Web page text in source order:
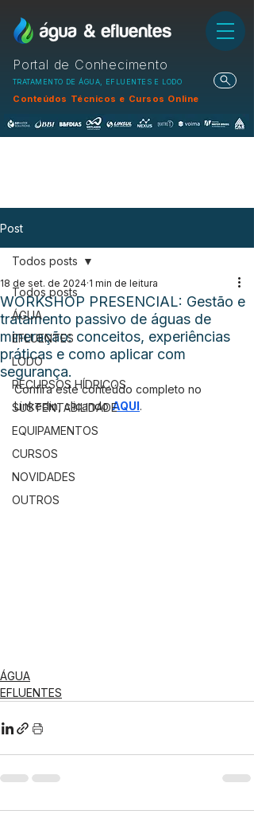
Portal de Conhecimento
TRATAMENTO DE ÁGUA, EFLUENTES E LODO
Conteúdos Técnicos e Cursos Online
Post
Todos posts
ÁGUA
EFLUENTES
LODO
RECURSOS HÍDRICOS
SUSTENTABILIDADE
EQUIPAMENTOS
CURSOS
NOVIDADES
OUTROS
Todos posts
WORKSHOP PRESENCIAL: Gestão e
tratamento passivo de águas de
mineração: conceitos, experiências
práticas e como aplicar com
segurança.
18 de set. de 2024 1 min de leitura
Confira este conteúdo completo no
Linkedin, clicando AQUI.
ÁGUA
EFLUENTES